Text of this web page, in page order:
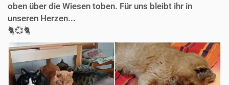
oben über die Wiesen toben. Für uns bleibt ihr in
unseren Herzen...
🐈💞🐈‍